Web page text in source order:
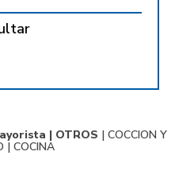
| OTROS | COCCION Y
| COCINA